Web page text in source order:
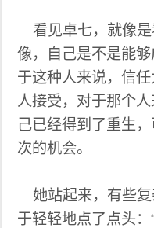
看见卓七，就像是
像，自己是不是能
于这种人来说，信
人接受，对于那个
己已经得到了重生
次的机会。
她站起来，有些复
于轻轻地点了点头：